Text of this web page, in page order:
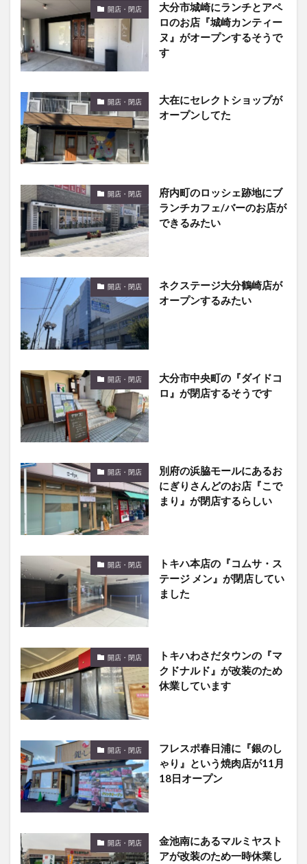
開店・閉店
大分市城崎にランチとアペ
ロのお店『城崎カンティー
ヌ』がオープンするそうで
す
開店・閉店
大在にセレクトショップが
オープンしてた
開店・閉店
府内町のロッシェ跡地にブ
ランチカフェ/バーのお店が
できるみたい
開店・閉店
ネクステージ大分鶴崎店が
オープンするみたい
開店・閉店
大分市中央町の『ダイドコ
ロ』が閉店するそうです
開店・閉店
別府の浜脇モールにあるお
にぎりさんどのお店『こで
まり』が閉店するらしい
開店・閉店
トキハ本店の『コムサ・ス
テージ メン』が閉店してい
ました
開店・閉店
トキハわさだタウンの『マ
クドナルド』が改装のため
休業しています
開店・閉店
フレスポ春日浦に『銀のし
ゃり』という焼肉店が11月
18日オープン
開店・閉店
金池南にあるマルミヤスト
アが改装のため一時休業し